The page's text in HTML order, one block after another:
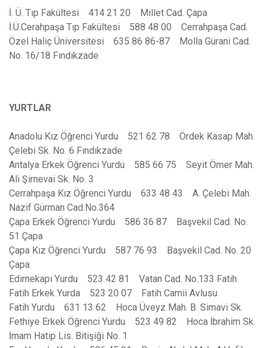
İ. Ü. Tıp Fakültesi 414 21 20 Millet Cad. Çapa
İ.Ü.Cerahpaşa Tıp Fakültesi 588 48 00 Cerrahpaşa Cad.
Özel Haliç Üniversitesi 635 86 86-87 Molla Gürani Cad.
No. 16/18 Fındıkzade
YURTLAR
Anadolu Kız Öğrenci Yurdu 521 62 78 Ördek Kasap Mah.
Çelebi Sk. No. 6 Fındıkzade
Antalya Erkek Öğrenci Yurdu 585 66 75 Seyit Ömer Mah.
Ali Şirnevai Sk. No. 3
Cerrahpaşa Kız Öğrenci Yurdu 633 48 43 A. Çelebi Mah.
Nazif Gürman Cad.No.364
Çapa Erkek Öğrenci Yurdu 586 36 87 Başvekil Cad. No.
51 Çapa
Çapa Kız Öğrenci Yurdu 587 76 93 Başvekil Cad. No. 20
Çapa
Edirnekapı Yurdu 523 42 81 Vatan Cad. No.133 Fatih
Fatih Erkek Yurda 523 20 07 Fatih Camii Avlusu
Fatih Yurdu 631 13 62 Hoca Üveyz Mah. B. Simavi Sk.
Fethiye Erkek Öğrenci Yurdu 523 49 82 Hoca İbrahim Sk.
İmam Hatip Lis. Bitişiği No. 1